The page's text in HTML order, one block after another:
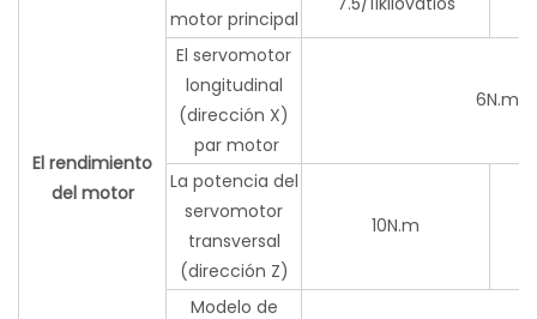
El rendimiento
del motor
motor principal
El servomotor
longitudinal
(dirección X)
par motor
6N.m
La potencia del
servomotor
transversal
(dirección Z)
10N.m
Modelo de